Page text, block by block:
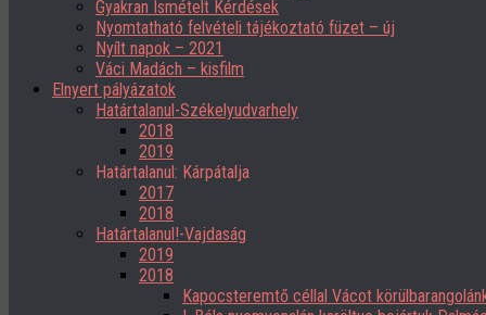
Gyakran Ismételt Kérdések
Nyomtatható felvételi tájékoztató füzet – új
Nyílt napok – 2021
Váci Madách – kisfilm
Elnyert pályázatok
Határtalanul-Székelyudvarhely
2018
2019
Határtalanul: Kárpátalja
2017
2018
Határtalanul!-Vajdaság
2019
2018
Kapocsteremtő céllal Vácot